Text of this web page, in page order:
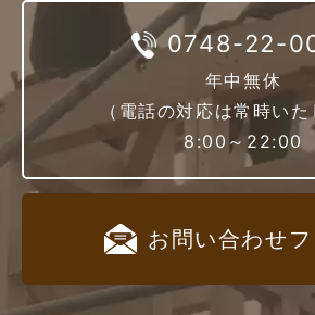
0748-22-
年中無休
（電話の対応は常時いた
8:00～22:00
お問い合わせ